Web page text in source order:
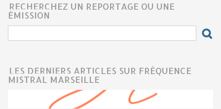
RECHERCHEZ UN REPORTAGE OU UNE
ÉMISSION
LES DERNIERS ARTICLES SUR FRÉQUENCE
MISTRAL MARSEILLE